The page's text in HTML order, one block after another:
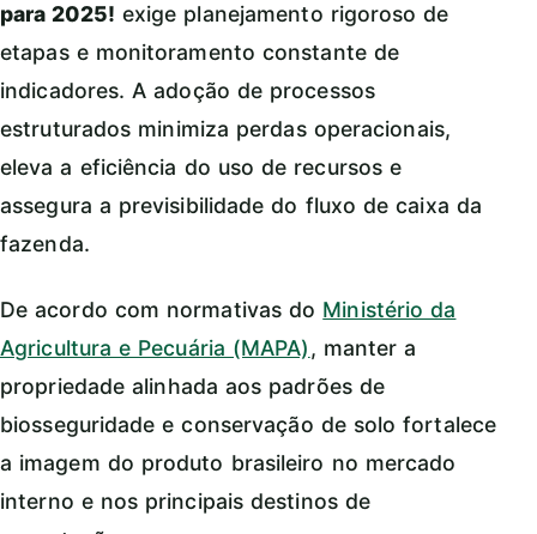
para 2025! exige planejamento rigoroso de
etapas e monitoramento constante de
indicadores. A adoção de processos
estruturados minimiza perdas operacionais,
eleva a eficiência do uso de recursos e
assegura a previsibilidade do fluxo de caixa da
fazenda.
De acordo com normativas do Ministério da
Agricultura e Pecuária (MAPA), manter a
propriedade alinhada aos padrões de
biosseguridade e conservação de solo fortalece
a imagem do produto brasileiro no mercado
interno e nos principais destinos de